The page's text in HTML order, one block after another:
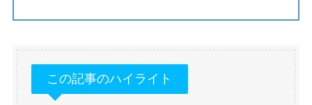
この記事のハイライト